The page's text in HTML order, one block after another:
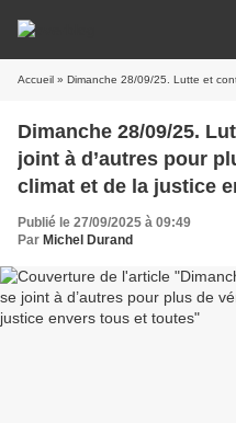
Accueil » Dimanche 28/09/25. Lutte et contemplation se joint à
Dimanche 28/09/25.
joint à d’autres pour
climat et de la justice
Publié le 27/09/2025 à 09:49
Par Michel Durand